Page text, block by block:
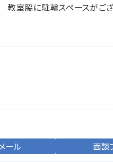
教室脇に駐輪スペースがござ
ール 面談